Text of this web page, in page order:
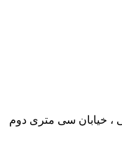
، خیابان سی متری دوم